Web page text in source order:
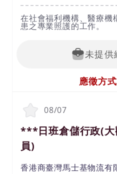
在社會福利機構、醫療機
患之專業照護的工作。
未提供
應徵方式
08/07
***日班倉儲行政(大
員)
香港商臺灣馬士基物流有